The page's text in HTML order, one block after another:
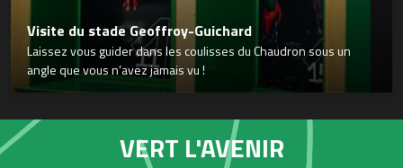
Visite du stade Geoffroy-Guichard
Laissez vous guider dans les coulisses du Chaudron sous un
angle que vous n’avez jamais vu !
VERT L'AVENIR